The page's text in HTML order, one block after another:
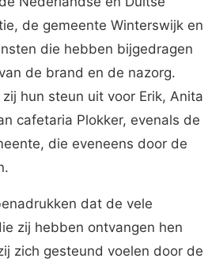
de gemeente Winterswijk en
die hebben bijgedragen
de brand en de nazorg.
hun steun uit voor Erik, Anita
cafetaria Plokker, evenals de
die eveneens door de
dat de vele
zij hebben ontvangen hen
zich gesteund voelen door de